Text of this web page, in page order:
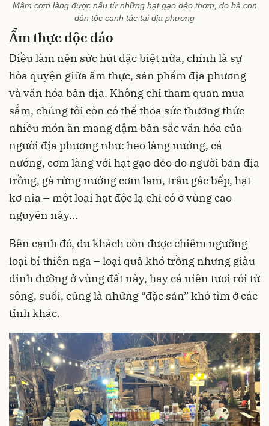
Mâm cơm làng được nấu từ những hạt gạo dẻo thơm, do bà con
dân tộc canh tác tại địa phương
Ẩm thực độc đáo
Điều làm nên sức hút đặc biệt nữa, chính là sự
hòa quyện giữa ẩm thực, sản phẩm địa phương
và văn hóa bản địa. Không chỉ tham quan mua
sắm, chúng tôi còn có thể thỏa sức thưởng thức
nhiều món ăn mang đậm bản sắc văn hóa của
người địa phương như: heo làng nướng, cá
nướng, cơm làng với hạt gạo dẻo do người bản địa
trồng, gà rừng nướng cơm lam, trâu gác bếp, hạt
kơ nia – một loại hạt độc lạ chỉ có ở vùng cao
nguyên này...
Bên cạnh đó, du khách còn được chiêm ngưỡng
loại bí thiên nga – loại quả khó trồng nhưng giàu
dinh dưỡng ở vùng đất này, hay cá niên tươi rói từ
sông, suối, cũng là những “đặc sản” khó tìm ở các
tỉnh khác.